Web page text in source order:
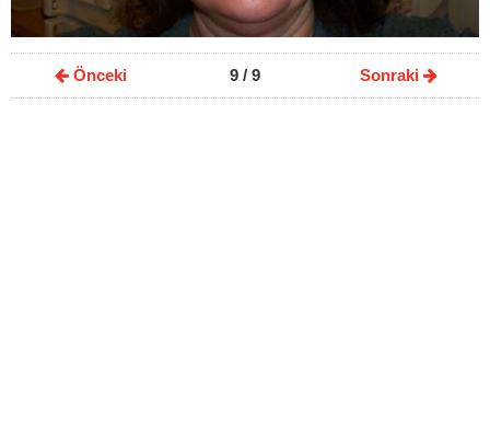
Önceki 9/ 9 Sonraki